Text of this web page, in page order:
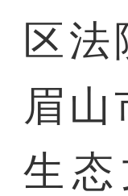
区法
眉山
生态